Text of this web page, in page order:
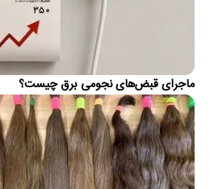
شاهین اتوماتیک با افت ۴۰
عقبگرد رامین رضاییان؛ او از
بلاتکلیف است.
واکنش تلویحی ظریف به توافق
محمدجواد ظریف نوشت: «سیاست نژادپرستانه
"اسرائیل بزرگ"، ضرورت پیمان‌های دفاعی
ماجرای قبض‌های نجومی برق چیست؟